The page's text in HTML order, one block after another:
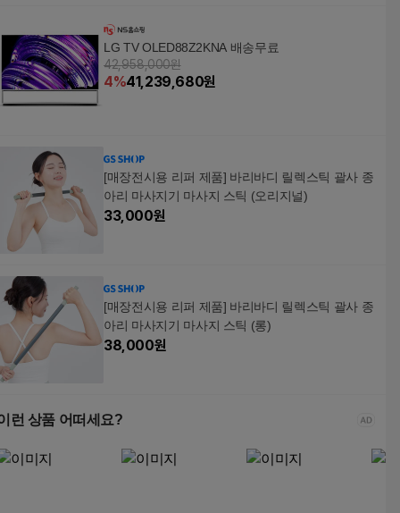
LG TV OLED88Z2KNA 배송무료
42,958,000원
4%41,239,680원
[매장전시용 리퍼 제품] 바리바디 릴렉스틱 괄사 종
아리 마사지기 마사지 스틱 (오리지널)
33,000원
[매장전시용 리퍼 제품] 바리바디 릴렉스틱 괄사 종
아리 마사지기 마사지 스틱 (롱)
38,000원
런 상품 어떠세요?